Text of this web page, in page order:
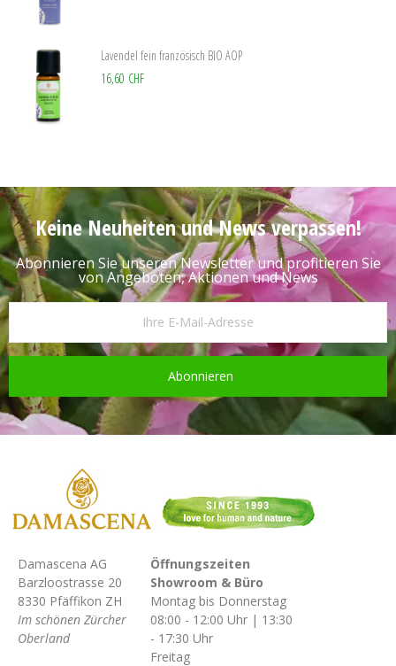
Lavendel fein französisch BIO AOP
16,60 CHF
Keine Neuheiten und News verpassen!
Abonnieren Sie unseren Newsletter und profitieren Sie
von Angeboten, Aktionen und News
Abonnieren
Damascena AG
Barzloostrasse 20
8330 Pfäffikon ZH
Im schönen Zürcher
Oberland
Öffnungszeiten
Showroom & Büro
Montag bis Donnerstag
08:00 - 12:00 Uhr | 13:30
- 17:30 Uhr
Freitag